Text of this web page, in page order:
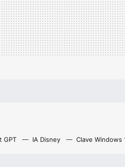
GPT IA Disney Clave Windows